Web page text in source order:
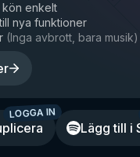
kön enkelt
nya funktioner
(Inga avbrott, bara musik)
LOGGA IN
Lägg till i